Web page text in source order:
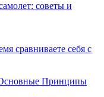
советы и
сравниваете себя с